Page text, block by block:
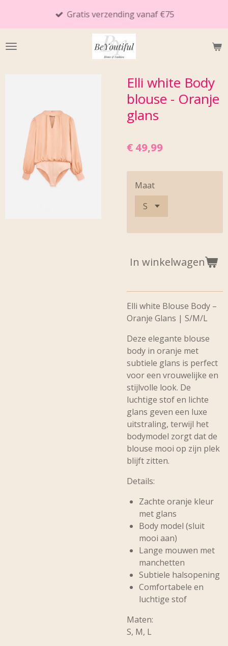
de
Gratis verzending vanaf €75
Elli white Body
blouse - Oranje
glans
€ 49,99
Maat
In winkelwagen
Elli white Blouse Body –
Oranje Glans | S/M/L
Deze elegante blouse
body in oranje met
subtiele glans is perfect
voor een vrouwelijke en
stijlvolle look. De
luchtige stof en lichte
glans geven een luxe
uitstraling, terwijl het
bodymodel zorgt dat de
blouse mooi op zijn plek
blijft zitten.
Details:
Zachte oranje kleur
met glans
Body model (sluit
mooi aan)
Lange mouwen met
manchetten
Subtiele halsopening
Comfortabele en
luchtige stof
Maten:
S, M, L